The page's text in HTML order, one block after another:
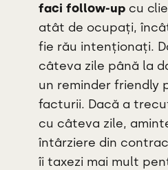
faci follow-up cu
atât de ocupați,
fie rău intenționați.
câteva zile până la
un reminder friendly
facturii. Dacă a
cu câteva zile,
întârziere din
îi taxezi mai mult